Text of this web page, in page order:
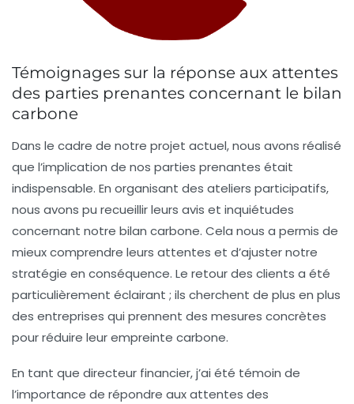
Témoignages sur la réponse aux attentes
des parties prenantes concernant le bilan
carbone
Dans le cadre de notre projet actuel, nous avons réalisé
que l’implication de nos parties prenantes était
indispensable. En organisant des ateliers participatifs,
nous avons pu recueillir leurs avis et inquiétudes
concernant notre bilan carbone. Cela nous a permis de
mieux comprendre leurs attentes et d’ajuster notre
stratégie en conséquence. Le retour des clients a été
particulièrement éclairant ; ils cherchent de plus en plus
des entreprises qui prennent des mesures concrètes
pour réduire leur empreinte carbone.
En tant que directeur financier, j’ai été témoin de
l’importance de répondre aux attentes des